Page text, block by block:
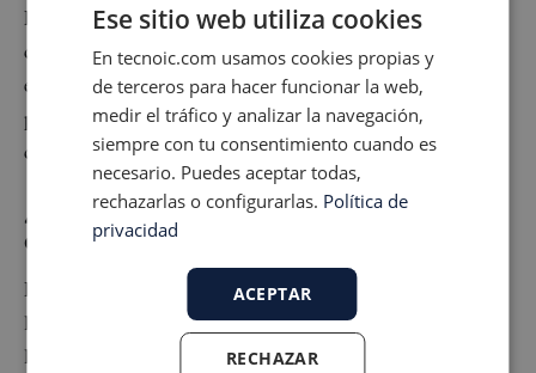
La base legal es tu consentimiento . Al introducir tu
correo electrónico y hacer clic en el botón de suscribir,
estás aceptando explícitamente esta política y dando tu
permiso para que te envíe correos. Puedes retirar este
consentimiento en cualquier momento.
4. ¿Con quién comparto tus datos? (Proveedores
de servicios)
Para que esta web funcione correctamente y los correos
lleguen a tu bandeja de entrada, comparto estrictamente
los datos necesarios con los siguientes proveedores
Ese sitio web utiliza cookies
En tecnoic.com usamos cookies propias y
de terceros para hacer funcionar la web,
medir el tráfico y analizar la navegación,
siempre con tu consentimiento cuando es
necesario. Puedes aceptar todas,
rechazarlas o configurarlas. Política de
privacidad
ACEPTAR
RECHAZAR